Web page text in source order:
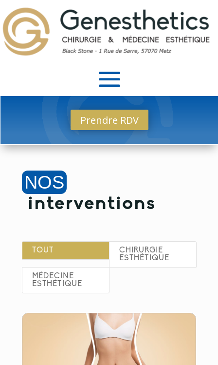
Prendre RDV
NOS
interventions
TOUT
CHIRURGIE
ESTHÉTIQUE
MÉDECINE
ESTHÉTIQUE